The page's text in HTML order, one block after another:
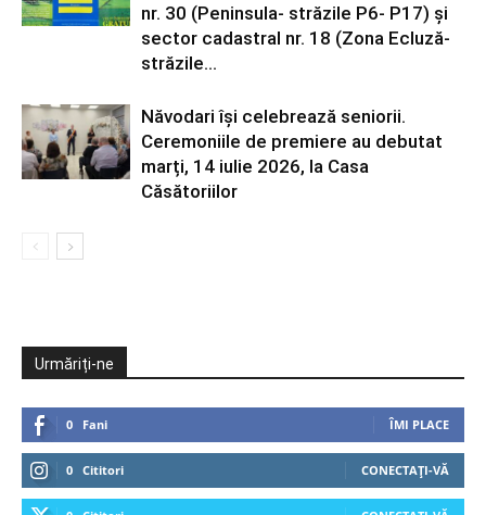
nr. 30 (Peninsula- străzile P6- P17) și
sector cadastral nr. 18 (Zona Ecluză-
străzile...
Năvodari își celebrează seniorii.
Ceremoniile de premiere au debutat
marți, 14 iulie 2026, la Casa
Căsătoriilor
Urmăriți-ne
0 Fani ÎMI PLACE
0 Cititori CONECTAȚI-VĂ